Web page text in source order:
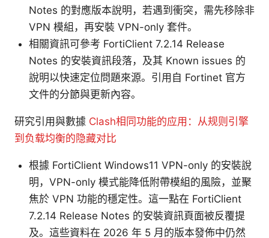
Notes 的對應版本說明，若遇到衝突，需先移除非
VPN 模組，再安裝 VPN-only 套件。
相關資訊可參考 FortiClient 7.2.14 Release
Notes 的安裝資訊段落，及其 Known issues 的
說明以快速定位問題來源。引用自 Fortinet 官方
文件的分節與更新內容。
研究引用與數據 Clash相同功能的应用：从规则引擎
到负载均衡的隐藏对比
根據 FortiClient Windows11 VPN-only 的安裝說
明，VPN-only 模式能降低附帶模組的風險，並聚
焦於 VPN 功能的穩定性。這一點在 FortiClient
7.2.14 Release Notes 的安裝資訊頁面被反覆提
及。這些資料在 2026 年 5 月的版本發佈中仍然